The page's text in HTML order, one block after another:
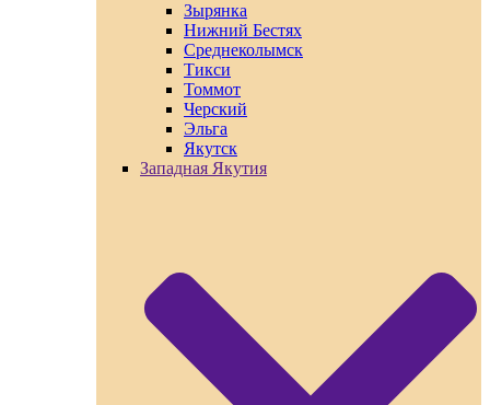
Зырянка
Нижний Бестях
Среднеколымск
Тикси
Томмот
Черский
Эльга
Якутск
Западная Якутия